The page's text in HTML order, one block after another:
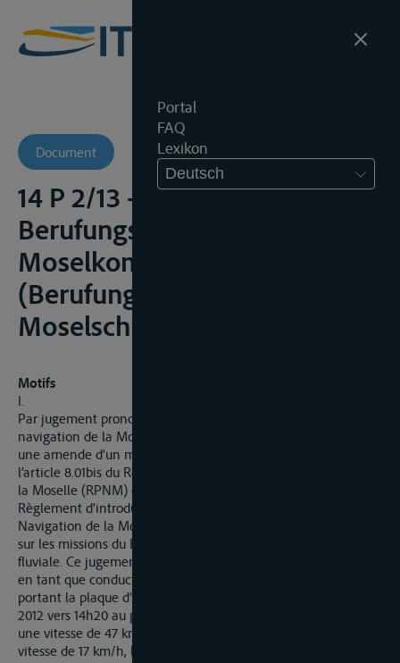
Portal
FAQ
Lexikon
Deutsch
Document
14 P 2/13 -
Berufungsausschuss
Moselkommission
(Berufungsinstanz
Moselschiffahrt)
Motifs
I.
Par jugement prononcé le 18 juillet 2013, le Tribunal de la
navigation de la Moselle St. Goar a infligé au mis en cause
une amende d’un montant de 100 euros pour non-respect de
l’article 8.01bis du Règlement de Police pour la Navigation de
la Moselle (RPNM) en liaison avec l’article 4 al. 3 n° 25 du
Règlement d’introduction du Règlement de Police pour la
Navigation de la Moselle en liaison avec l’article 7 de la Loi
sur les missions du Bund dans le domaine de la navigation
fluviale. Ce jugement reposait sur le fait que le mis en cause,
en tant que conducteur du véhicule nautique à moteur
portant la plaque d’immatriculation XX s’est déplacé le 26 mai
2012 vers 14h20 au point 10,2 (lieu Winningen) vers l’aval à
une vitesse de 47 km/h (net) et était ainsi en dépassement de
vitesse de 17 km/h, bien qu’il y ait eu du trafic en sens inverse